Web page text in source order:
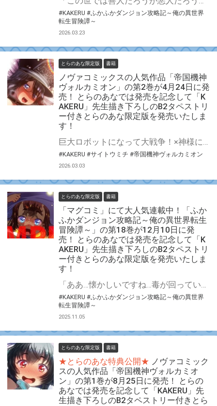
#KAKERU #ふかふかダンジョン攻略記～俺の異世界
転生冒険譚～
2026.03.23
とらのあな限定版 書籍
ノヴァコミックスの人気作品「帝国機神
ヴォルカミオン」の第2巻が4月24日に発
売！ とらのあなでは発売を記念して「K
AKERU」先生描き下ろしのB2タペストリ
ー付きとらのあな限定版を発売いたしま
す！
#KAKERU #サイトウミチ #帝国機神ヴォルカミオン
2026.03.03
とらのあな限定版 書籍
「マグコミ」にて大人気連載中！「ふか
ふかダンジョン攻略記～俺の異世界転生
冒険譚～」の第18巻が12月10日に発
売！ とらのあなでは発売を記念して「K
AKERU」先生描き下ろしのB2タペストリ
ー付きとらのあな限定版を発売いたしま
す！
#KAKERU #ふかふかダンジョン攻略記～俺の異世界
転生冒険譚～
2025.11.05
とらのあな限定版 書籍
★とらのあな特典公開★ ノヴァコミック
スの人気作品「帝国機神ヴォルカミオ
ン」の第1巻が8月25日に発売！ とらの
あなでは発売を記念して「KAKERU」先
生描き下ろしのB2タペストリー付きとら